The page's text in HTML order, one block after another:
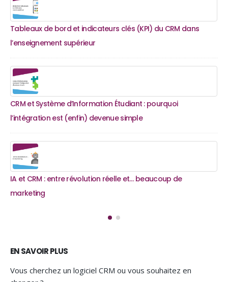
Exploiter les statistiques dans son CRM : bien plus que des
chiffres, un levier de pilotage
Pourquoi les écoles doivent changer de modèle (et vite) ?
Gérer ses candidatures avec OSCAR CRM : mini-site,
formulaire, jurys
Vous cherchez un logiciel CRM ou vous souhaitez en
changer ?